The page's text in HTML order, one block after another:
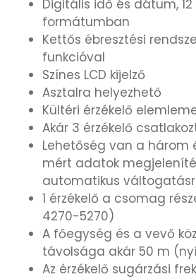
Digitális idő és dátum,
formátumban
Kettős ébresztési
funkcióval
Színes LCD kijelző
Asztalra helyezhető
Kültéri érzékelő
Akár 3 érzékelő
Lehetőség van a három
mért adatok
automatikus
1 érzékelő a csomag
4270-5270)
A főegység és a vevő
távolsága akár 50 m
Az érzékelő sugárzási
TISSOT
VOSTOK
ZIPPO
ZSEBKÉS
ZSEBÓRÁK
ZSOLNAY PORCELÁN